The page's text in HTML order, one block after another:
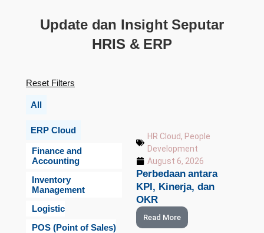
Update dan Insight Seputar
HRIS & ERP
All
ERP Cloud
Finance and
Accounting
Inventory
Management
Logistic
POS (Point of Sales)
Reset Filters
HR Cloud, People
Development
August 6, 2026
Perbedaan antara
KPI, Kinerja, dan
OKR
Read More